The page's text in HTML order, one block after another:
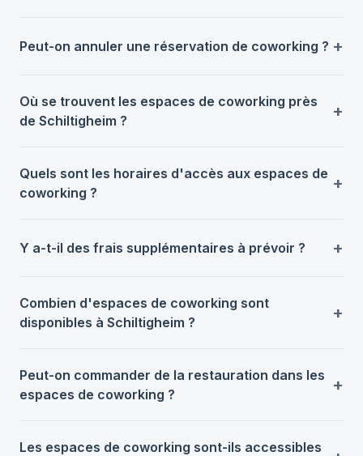
Peut-on annuler une réservation de coworking ?
Où se trouvent les espaces de coworking près
de Schiltigheim ?
Quels sont les horaires d'accès aux espaces de
coworking ?
Y a-t-il des frais supplémentaires à prévoir ?
Combien d'espaces de coworking sont
disponibles à Schiltigheim ?
Peut-on commander de la restauration dans les
espaces de coworking ?
Les espaces de coworking sont-ils accessibles